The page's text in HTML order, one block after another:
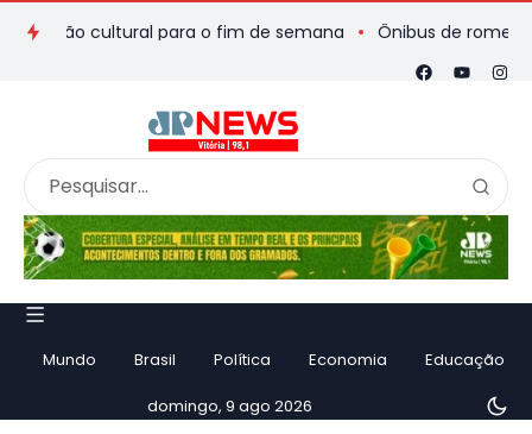
cultural para o fim de semana Ônibus de romeiros que
Mundo Brasil Política Economia Educação
domingo, 9 ago 2026